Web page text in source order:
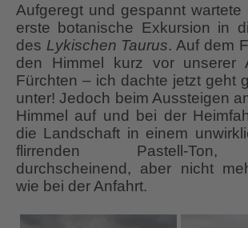
Aufgeregt und gespannt wartete
erste botanische Exkursion in
des Lykischen Taurus. Auf dem
den Himmel kurz vor unserer
Fürchten – ich dachte jetzt geht
unter! Jedoch beim Aussteigen
Himmel auf und bei der
die Landschaft in einem
flirrenden Pastell-Ton,
durchscheinend, aber nicht
wie bei der Anfahrt.